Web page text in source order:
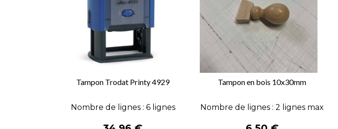
Tampon Trodat Printy 4929
Nombre de lignes : 6 lignes
Tampon en bois 10x30mm
Nombre de lignes : 2 lignes max